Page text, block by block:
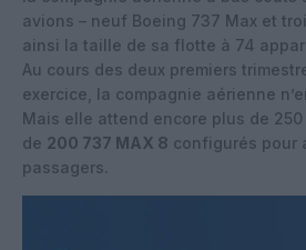
avions – neuf Boeing 737 Max et
ainsi la taille de sa flotte à 74
Au cours des deux premiers
exercice, la compagnie aérienne
Mais elle attend encore plus de
de 200 737 MAX 8 configurés pour
passagers.